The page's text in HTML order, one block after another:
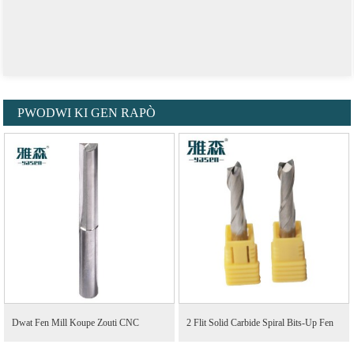
PWODWI KI GEN RAPÒ
Dwat Fen Mill Koupe Zouti CNC
2 Flit Solid Carbide Spiral Bits-Up Fen